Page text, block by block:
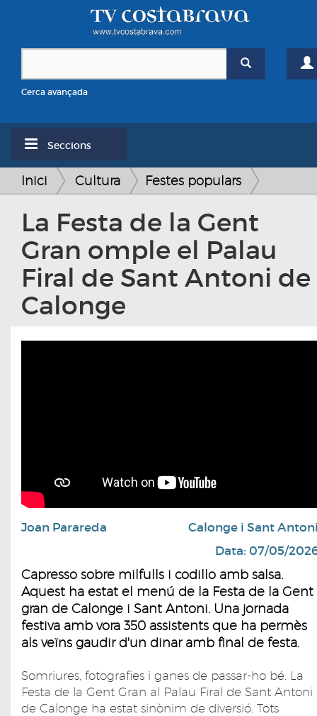
Cerca avançada
Seccions
Inici Cultura Festes populars
La Festa de la Gent
Gran omple el Palau
Firal de Sant Antoni de
Calonge
Joan Parareda
Calonge i Sant
Data: 07/05/
Capresso sobre milfulls i codillo amb salsa.
Aquest ha estat el menú de la Festa de la Gent
gran de Calonge i Sant Antoni. Una jornada
festiva amb vora 350 assistents que ha permès
als veïns gaudir d'un dinar amb final de festa.
Somriures, fotografies i ganes de passar-ho bé. La
Festa de la Gent Gran al Palau Firal de Sant Antoni
de Calonge ha estat sinònim de diversió. Tots